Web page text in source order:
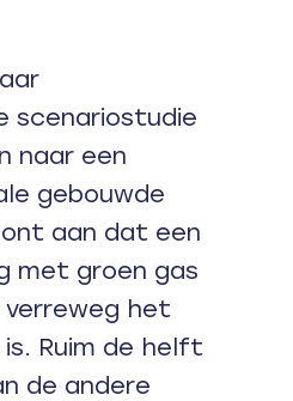
scenariostudie
naar een
gebouwde
aan dat een
met groen gas
het
Ruim de helft
de andere